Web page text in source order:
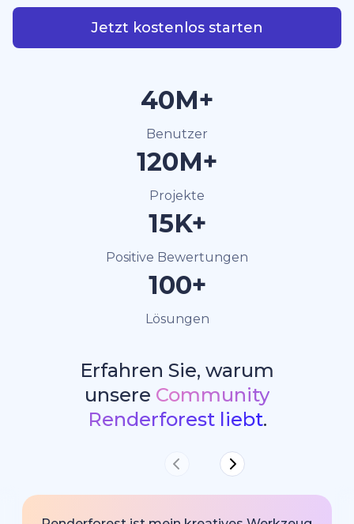
Jetzt kostenlos starten
40M+
Benutzer
120M+
Projekte
15K+
Positive Bewertungen
100+
Lösungen
Erfahren Sie, warum
unsere Community
Renderforest liebt.